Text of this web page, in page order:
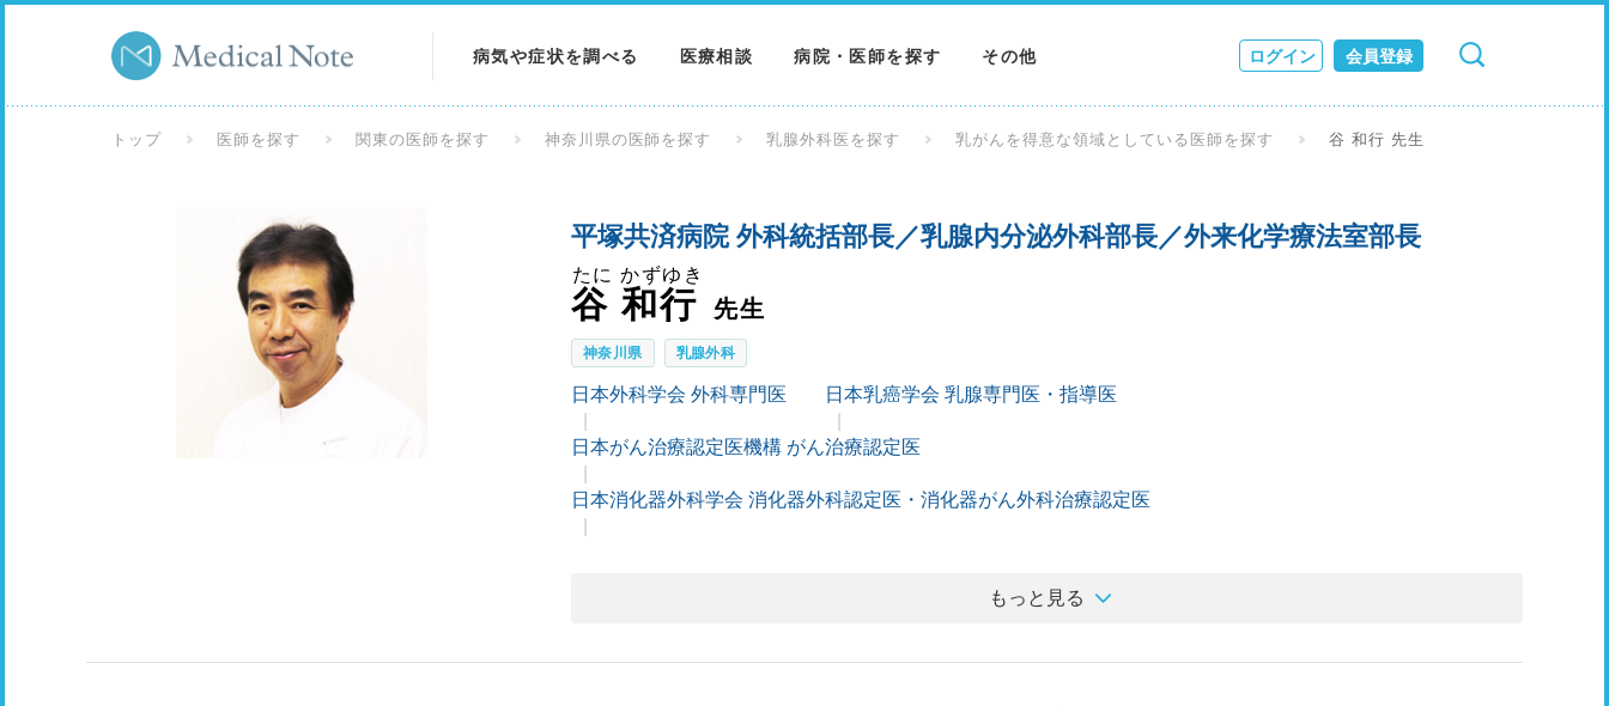
病気や症状を調べる
検査を調べる
医療相談 病院・医師を探す その他 ログイン 会員登録
検索 キャンセル
トップ 医師を探す 関東の医師を探す 神奈川県の医師を探す 乳腺外科医を探す 乳がんを得意な領域としている医師を探す 谷 和行 先生
平塚共済病院 外科統括部長／乳腺内分泌外科部長／外来化学療法室部長
谷 和行
たに かずゆき
先生
神奈川県 乳腺外科
日本外科学会 外科専門医 日本乳癌学会 乳腺専門医・指導医
日本がん治療認定医機構 がん治療認定医
日本消化器外科学会 消化器外科認定医・消化器がん外科治療認定医
もっと見る